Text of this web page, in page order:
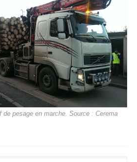
pesage en marche. Source : Cerema